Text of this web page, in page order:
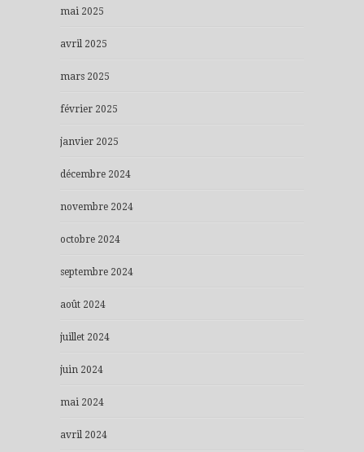
mai 2025
avril 2025
mars 2025
février 2025
janvier 2025
décembre 2024
novembre 2024
octobre 2024
septembre 2024
août 2024
juillet 2024
juin 2024
mai 2024
avril 2024